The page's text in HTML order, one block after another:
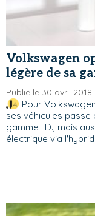
Volkswagen
légère de sa
Publié le 30 avril 2018
Pour
ses véhicules passe
gamme I.D., mais
électrique via